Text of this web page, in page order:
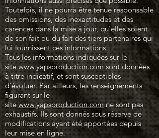
Toutefois, il ne pourra être tenue responsable
des omissions, des inexactitudes et des
carences dans la mise à jour, qu'elles soient
de son fait ou du fait des tiers partenaires qui
lui fournissent ces informations.
Tous les informations indiquées sur le
sitewww.yapsproduction.comsont données
à titre indicatif, et sont susceptibles
d'évoluer. Par ailleurs, les renseignements
figurant sur le
sitewww.yapsproduction.com ne sont pas
exhaustifs. Ils sont donnés sous réserve de
modifications ayant été apportées depuis
leur mise en ligne.